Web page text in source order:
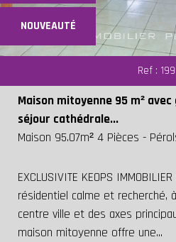
Piscine Parking Terrasse
NOUVEAUTÉ
Ref :
Maison mitoyenne 95 m²
séjour cathédrale...
Maison 95.07m² 4 Pièces -
EXCLUSIVITE KEOPS
résidentiel calme et recherché,
centre ville et des axes
maison mitoyenne offre une...